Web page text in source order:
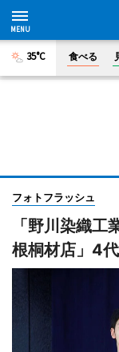
35°C 食べる
フォトフラッシュ
「野川染織
根桐材店」4